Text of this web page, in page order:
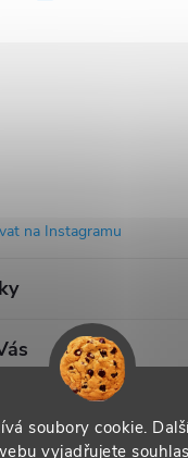
soubory cookie.
vyjadřujete
na Instagramu